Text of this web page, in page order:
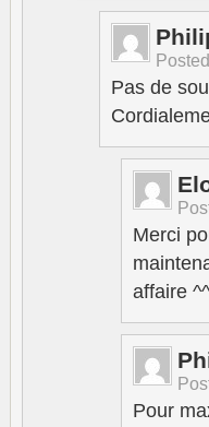
Posted
Pas de
Merci
affaire
Pour